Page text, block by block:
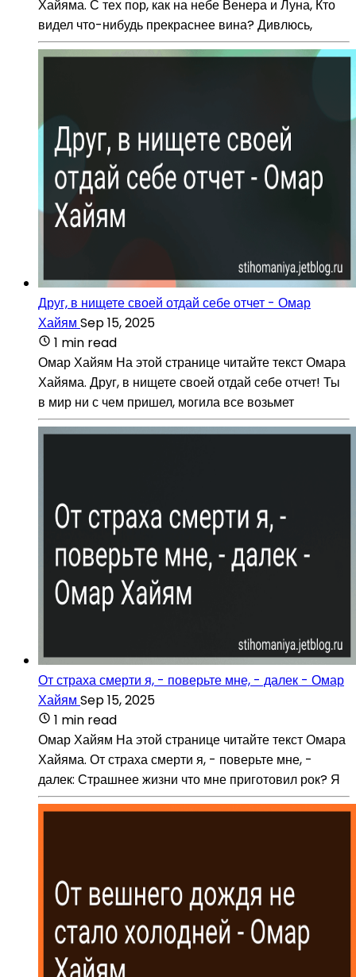
Хайяма. С тех пор, как на небе Венера и Луна, Кто
видел что-нибудь прекраснее вина? Дивлюсь,
Друг, в нищете своей отдай себе отчет - Омар
Хайям Sep 15, 2025
1 min read
Омар Хайям На этой странице читайте текст Омара
Хайяма. Друг, в нищете своей отдай себе отчет! Ты
в мир ни с чем пришел, могила все возьмет
От страха смерти я, - поверьте мне, - далек - Омар
Хайям Sep 15, 2025
1 min read
Омар Хайям На этой странице читайте текст Омара
Хайяма. От страха смерти я, - поверьте мне, -
далек: Страшнее жизни что мне приготовил рок? Я